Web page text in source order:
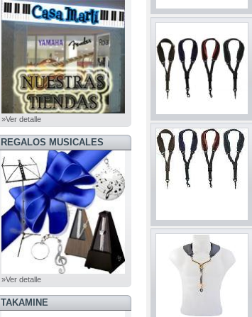
»Ver detalle
REGALOS MUSICALES
»Ver detalle
TAKAMINE